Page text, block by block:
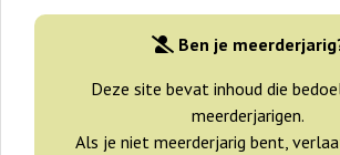
Ben je
Deze site bevat inhoud die
meerderjarigen.
Als je niet meerderjarig bent,